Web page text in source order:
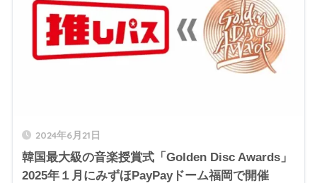
2024年6月21日
韓国最大級の音楽授賞式「Golden Disc Awards」
2025年１月にみずほPayPayドーム福岡で開催